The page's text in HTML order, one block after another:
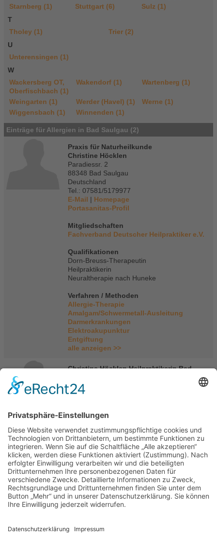
Starnberg (1)
Stuttgart (6)
Sulz (1)
T
Tholey (1)
Trier (2)
U
Unterensingen (1)
W
Wackersberg OT,
Oberfischbach (1)
Wakendorf (1) Wartenberg (1)
Weingarten (1) Werder (Havel) (1)
Werne (1)
Wiggensbach (1)
Winnenden (1)
Einträge für Allergien in Bad Saulgau (2)
Praxis für Naturheilkunde
Christine Höcklen
Paradiessr. 2
88348 Bad Saulgau
Deutschland
Tel.: 07581/5179977
E-Mail | Homepage
Portasanitas-Profil
Mitgliedschaften
Fachverband Deutscher Heilpraktiker e.V.
Qualifikationen
Dorn-Breuss-Therapeutin
Heilpraktikerin
Neuraltherapie nach Huneke
Verfahren / Methoden
Allergie-Therapie
Amalgam/Schwermetall-Ausleitung
Darmerkrankungen
Elektroakupunktur
Entgiftung
alle anzeigen >>
Christine Höcklen Heilpraktikerin Bad
Christine Höcklen
Paradiesstr. 2
Deutschland
Tel.: 07581/5179977
E-Mail |Homepage
Portasanitas-Profil
Mitgliedschaften
Fachverband Deutscher Heilpraktiker e.V.
Qualifikationen
Dorn-Breuss-Therapeutin
Heilpraktikerin
Allergie
Amalgam/Schwermetall-Ausleitung